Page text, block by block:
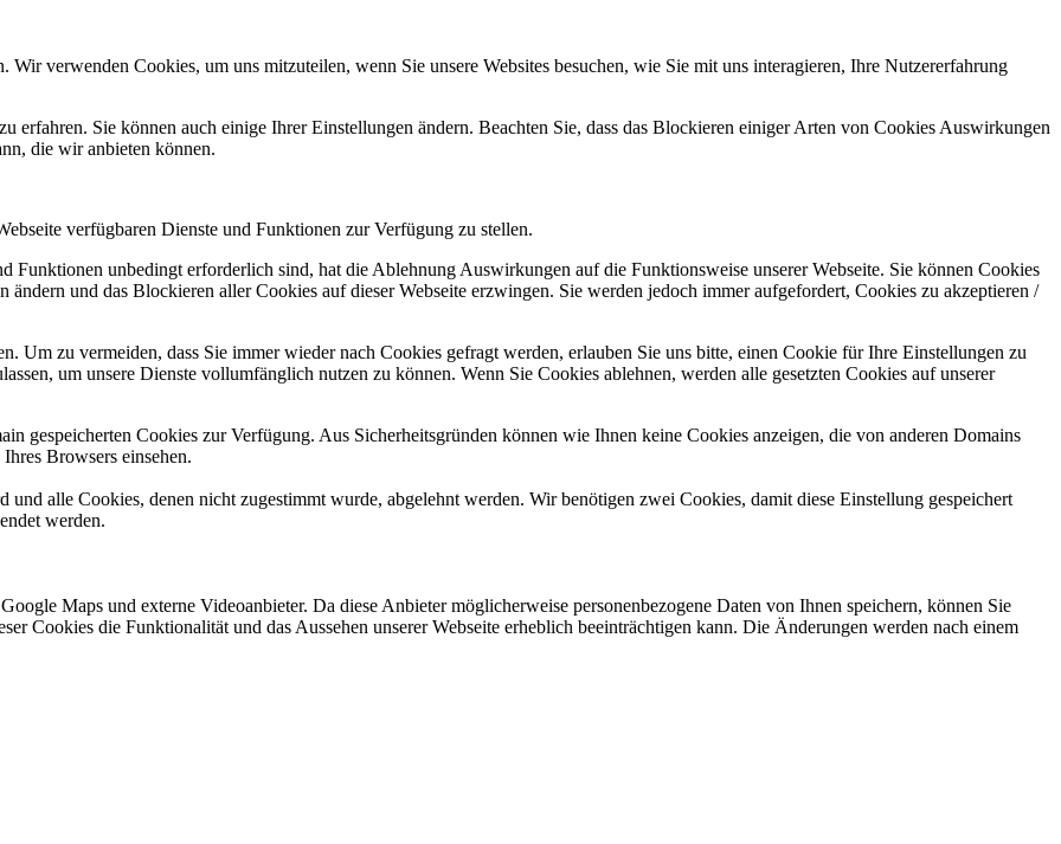
verwenden Cookies, um uns mitzuteilen, wenn Sie unsere Websites besuchen, wie Sie mit uns interagieren, Ihre Nutzererfahrung
erfahren. Sie können auch einige Ihrer Einstellungen ändern. Beachten Sie, dass das Blockieren einiger Arten von Cookies Auswirkungen
die wir anbieten können.
verfügbaren Dienste und Funktionen zur Verfügung zu stellen.
Funktionen unbedingt erforderlich sind, hat die Ablehnung Auswirkungen auf die Funktionsweise unserer Webseite. Sie können Cookies
und das Blockieren aller Cookies auf dieser Webseite erzwingen. Sie werden jedoch immer aufgefordert, Cookies zu akzeptieren /
Um zu vermeiden, dass Sie immer wieder nach Cookies gefragt werden, erlauben Sie uns bitte, einen Cookie für Ihre Einstellungen zu
um unsere Dienste vollumfänglich nutzen zu können. Wenn Sie Cookies ablehnen, werden alle gesetzten Cookies auf unserer
gespeicherten Cookies zur Verfügung. Aus Sicherheitsgründen können wie Ihnen keine Cookies anzeigen, die von anderen Domains
Browsers einsehen.
alle Cookies, denen nicht zugestimmt wurde, abgelehnt werden. Wir benötigen zwei Cookies, damit diese Einstellung gespeichert
werden.
Maps und externe Videoanbieter. Da diese Anbieter möglicherweise personenbezogene Daten von Ihnen speichern, können Sie
Cookies die Funktionalität und das Aussehen unserer Webseite erheblich beeinträchtigen kann. Die Änderungen werden nach einem